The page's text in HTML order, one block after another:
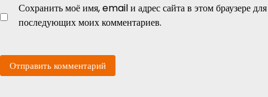
Сохранить моё имя, email и адрес сайта в этом браузере для
последующих моих комментариев.